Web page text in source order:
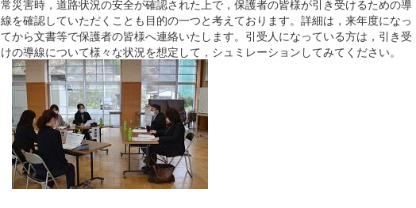
常災害時，道路状況の安全が確認された上で，保護者の皆様が引き受けるための導
線を確認していただくことも目的の一つと考えております。詳細は，来年度になっ
てから文書等で保護者の皆様へ連絡いたします。引受人になっている方は，引き受
けの導線について様々な状況を想定して，シュミレーションしてみてください。